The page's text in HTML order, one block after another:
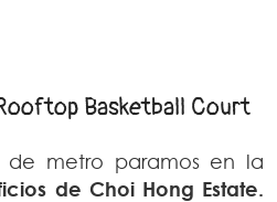
Basketball Court
metro paramos en la
de Choi Hong Estate.